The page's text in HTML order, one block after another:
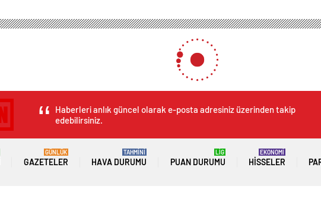
Haberleri anlık güncel olarak e-posta adresiniz üzerinden takip
edebilirsiniz.
GAZETELER
GÜNLÜK
HAVA DURUMU
TAHMİNİ
PUAN DURUMU
LİG
HISSELER
EKONOMİ